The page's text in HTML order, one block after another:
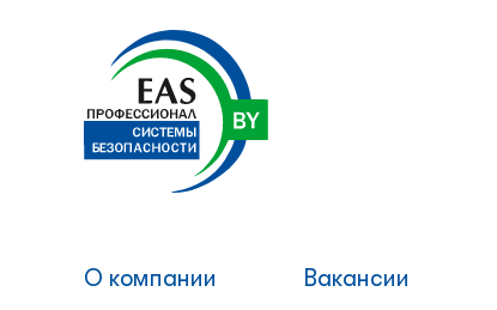
О компании Вакансии